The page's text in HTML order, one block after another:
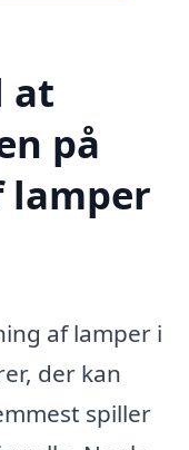
at
på
af lamper i
der kan
spiller